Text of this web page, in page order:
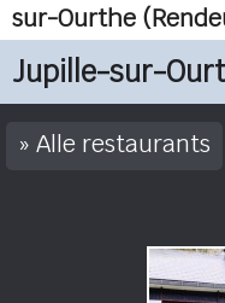
sur-Ourthe
Jupille-sur-
Alle restaurants